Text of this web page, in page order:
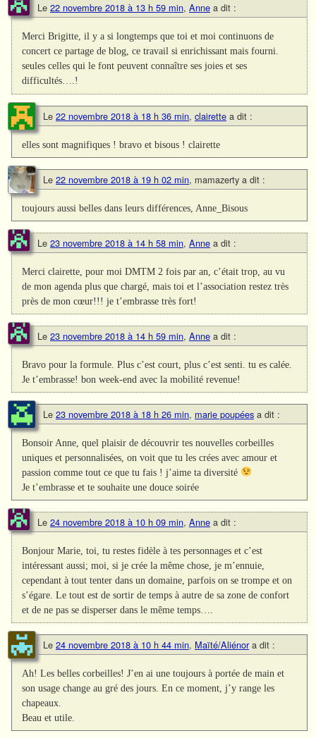
Le 22 novembre 2018 à 13 h 59 min, Anne a dit :
Merci Brigitte, il y a si longtemps que toi et moi continuons de
concert ce partage de blog, ce travail si enrichissant mais fourni.
seules celles qui le font peuvent connaître ses joies et ses
difficultés….!
Le 22 novembre 2018 à 18 h 36 min, clairette a dit :
elles sont magnifiques ! bravo et bisous ! clairette
Le 22 novembre 2018 à 19 h 02 min, mamazerty a dit :
toujours aussi belles dans leurs différences, Anne_Bisous
Le 23 novembre 2018 à 14 h 58 min, Anne a dit :
Merci clairette, pour moi DMTM 2 fois par an, c’était trop, au vu
de mon agenda plus que chargé, mais toi et l’association restez très
près de mon cœur!!! je t’embrasse très fort!
Le 23 novembre 2018 à 14 h 59 min, Anne a dit :
Bravo pour la formule. Plus c’est court, plus c’est senti. tu es calée.
Je t’embrasse! bon week-end avec la mobilité revenue!
Le 23 novembre 2018 à 18 h 26 min, marie poupées a dit :
Bonsoir Anne, quel plaisir de découvrir tes nouvelles corbeilles
uniques et personnalisées, on voit que tu les crées avec amour et
passion comme tout ce que tu fais ! j’aime ta diversité
Je t’embrasse et te souhaite une douce soirée
Le 24 novembre 2018 à 10 h 09 min, Anne a dit :
Bonjour Marie, toi, tu restes fidèle à tes personnages et c’est
intéressant aussi; moi, si je crée la même chose, je m’ennuie,
cependant à tout tenter dans un domaine, parfois on se trompe et on
s’égare. Le tout est de sortir de temps à autre de sa zone de confort
et de ne pas se disperser dans le même temps….
Le 24 novembre 2018 à 10 h 44 min, Maïté/Aliénor a dit :
Ah! Les belles corbeilles! J’en ai une toujours à portée de main et
son usage change au gré des jours. En ce moment, j’y range les
chapeaux.
Beau et utile.